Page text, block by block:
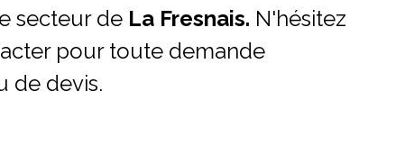
secteur de La Fresnais. N'hésitez
pour toute demande
de devis.